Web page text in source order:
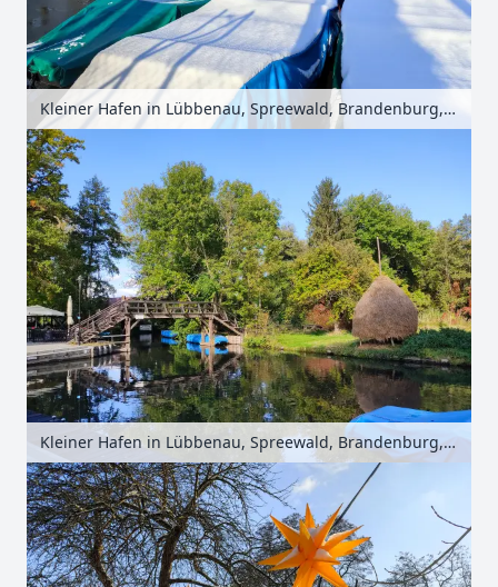
Kleiner Hafen in Lübbenau, Spreewald, Brandenburg, Deutschland
Kleiner Hafen in Lübbenau, Spreewald, Brandenburg, Deutschland